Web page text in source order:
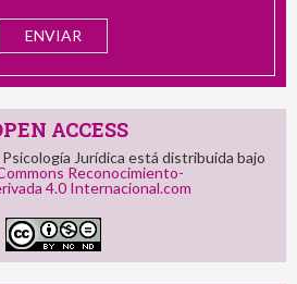
ACCESS
Jurídica está distribuida bajo
Reconocimiento-
4.0 Internacional.com